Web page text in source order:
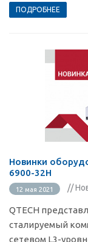
ПОДРОБНЕЕ
Новинки
6900-32H
12 мая 2021 //
QTECH
сталируемый
сетевом L3-